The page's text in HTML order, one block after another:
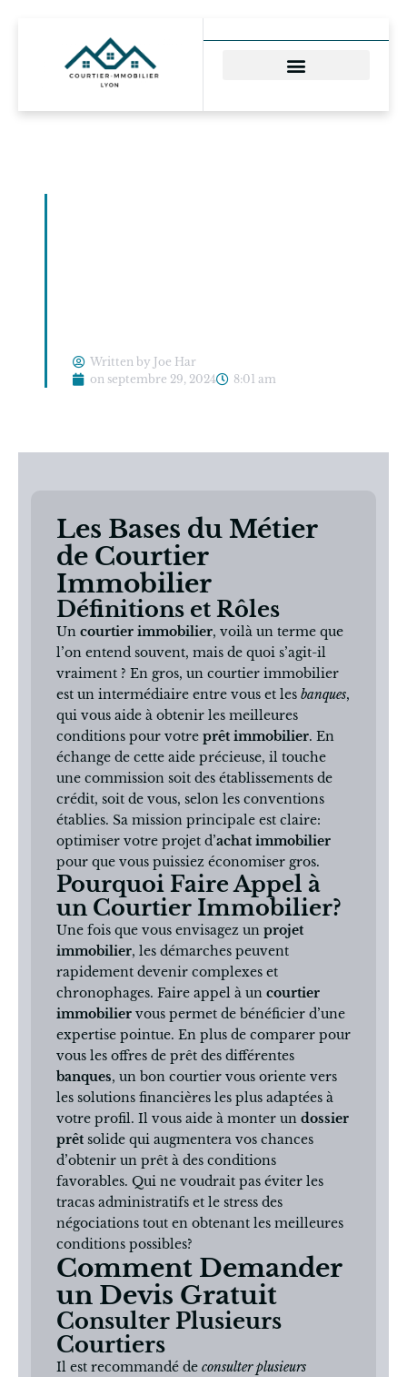
Written by Joe Har
on septembre 29, 2024 8:01 am
Les Bases du Métier
de Courtier
Immobilier
Définitions et Rôles
Un courtier immobilier, voilà un terme que
l’on entend souvent, mais de quoi s’agit-il
vraiment ? En gros, un courtier immobilier
est un intermédiaire entre vous et les banques,
qui vous aide à obtenir les meilleures
conditions pour votre prêt immobilier. En
échange de cette aide précieuse, il touche
une commission soit des établissements de
crédit, soit de vous, selon les conventions
établies. Sa mission principale est claire:
optimiser votre projet d’achat immobilier
pour que vous puissiez économiser gros.
Pourquoi Faire Appel à
un Courtier Immobilier?
Une fois que vous envisagez un projet
immobilier, les démarches peuvent
rapidement devenir complexes et
chronophages. Faire appel à un courtier
immobilier vous permet de bénéficier d’une
expertise pointue. En plus de comparer pour
vous les offres de prêt des différentes
banques, un bon courtier vous oriente vers
les solutions financières les plus adaptées à
votre profil. Il vous aide à monter un dossier
prêt solide qui augmentera vos chances
d’obtenir un prêt à des conditions
favorables. Qui ne voudrait pas éviter les
tracas administratifs et le stress des
négociations tout en obtenant les meilleures
conditions possibles?
Comment Demander
un Devis Gratuit
Consulter Plusieurs
Courtiers
Il est recommandé de consulter plusieurs